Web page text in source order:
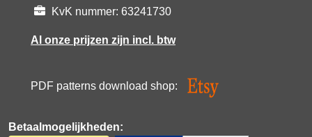
KvK nummer: 63241730
Al onze prijzen zijn incl. btw
PDF patterns download shop:
Betaalmogelijkheden: